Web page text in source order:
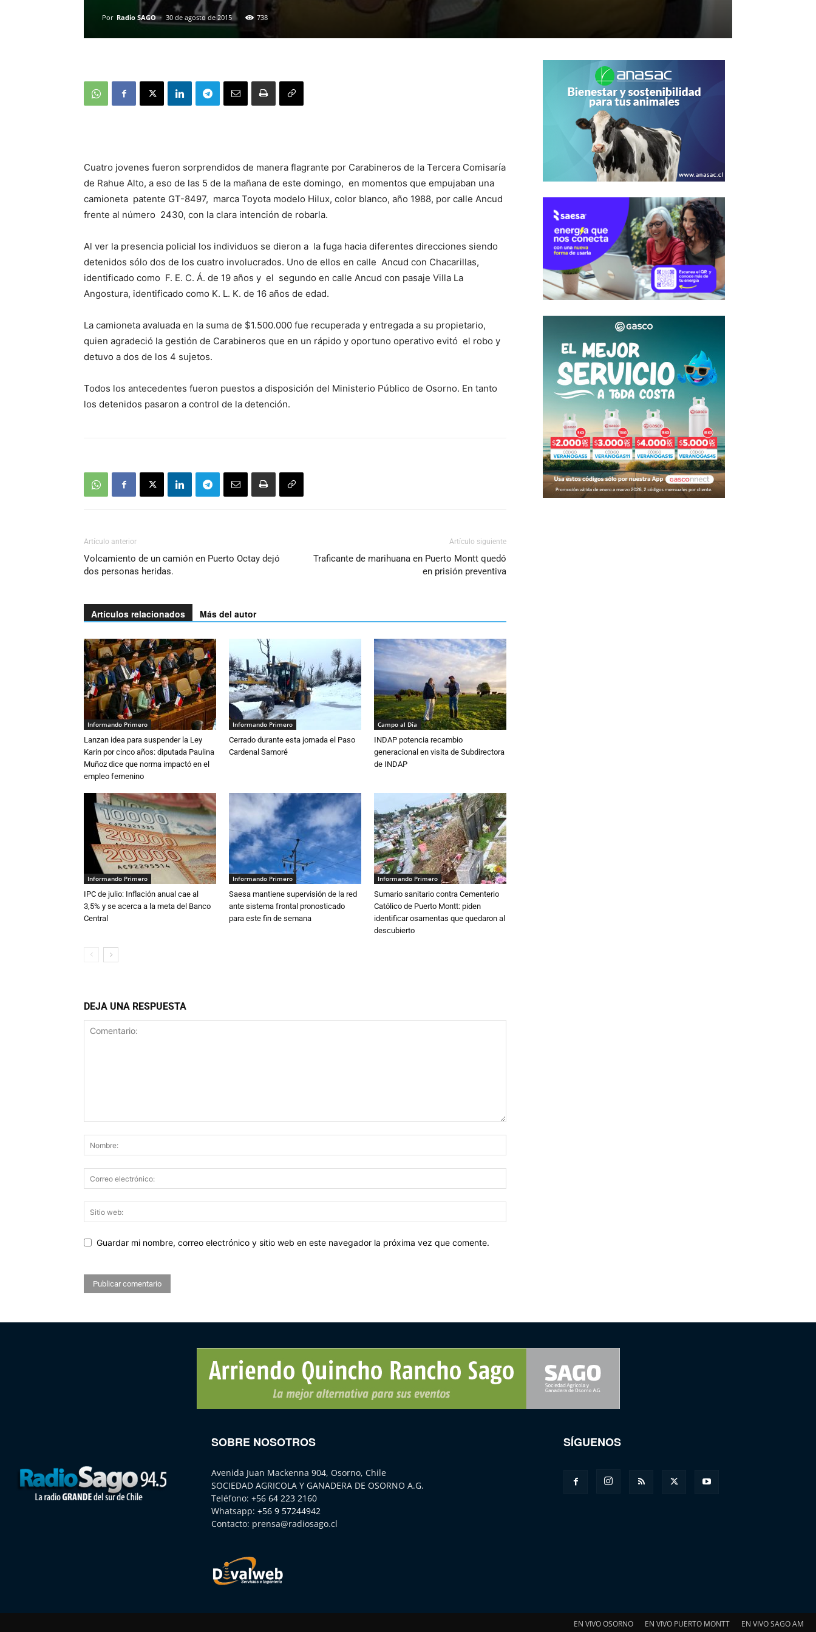
Por Radio SAGO - 30 de agosto de 2015 738
Cuatro jovenes fueron sorprendidos de manera flagrante por Carabineros de la Tercera Comisaría
de Rahue Alto, a eso de las 5 de la mañana de este domingo, en momentos que empujaban una
camioneta patente GT-8497, marca Toyota modelo Hilux, color blanco, año 1988, por calle Ancud
frente al número 2430, con la clara intención de robarla.
Al ver la presencia policial los individuos se dieron a la fuga hacia diferentes direcciones siendo
detenidos sólo dos de los cuatro involucrados. Uno de ellos en calle Ancud con Chacarillas,
identificado como F. E. C. Á. de 19 años y el segundo en calle Ancud con pasaje Villa La
Angostura, identificado como K. L. K. de 16 años de edad.
La camioneta avaluada en la suma de $1.500.000 fue recuperada y entregada a su propietario,
quien agradeció la gestión de Carabineros que en un rápido y oportuno operativo evitó el robo y
detuvo a dos de los 4 sujetos.
Todos los antecedentes fueron puestos a disposición del Ministerio Público de Osorno. En tanto
los detenidos pasaron a control de la detención.
Artículo anterior
Volcamiento de un camión en Puerto Octay dejó
dos personas heridas.
Artículo siguiente
Traficante de marihuana en Puerto Montt quedó
en prisión preventiva
Artículos relacionados Más del autor
Informando Primero
Lanzan idea para suspender la Ley
Karin por cinco años: diputada Paulina
Muñoz dice que norma impactó en el
empleo femenino
Informando Primero
Cerrado durante esta jornada el Paso
Cardenal Samoré
Campo al Día
INDAP potencia recambio
generacional en visita de Subdirectora
de INDAP
Informando Primero
IPC de julio: Inflación anual cae al
3,5% y se acerca a la meta del Banco
Central
Informando Primero
Saesa mantiene supervisión de la red
ante sistema frontal pronosticado
para este fin de semana
Informando Primero
Sumario sanitario contra Cementerio
Católico de Puerto Montt: piden
identificar osamentas que quedaron al
descubierto
DEJA UNA RESPUESTA
Guardar mi nombre, correo electrónico y sitio web en este navegador la próxima vez que comente.
SOBRE NOSOTROS
Avenida Juan Mackenna 904, Osorno, Chile
SOCIEDAD AGRICOLA Y GANADERA DE OSORNO A.G.
Teléfono: +56 64 223 2160
Whatsapp: +56 9 57244942
Contacto: prensa@radiosago.cl
SÍGUENOS
EN VIVO OSORNO EN VIVO PUERTO MONTT EN VIVO SAGO AM